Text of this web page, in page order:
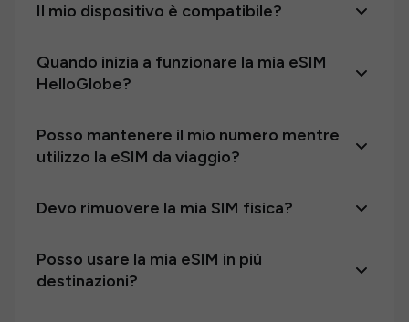
Il mio dispositivo è compatibile?
Quando inizia a funzionare la mia eSIM
HelloGlobe?
Posso mantenere il mio numero mentre
utilizzo la eSIM da viaggio?
Devo rimuovere la mia SIM fisica?
Posso usare la mia eSIM in più
destinazioni?